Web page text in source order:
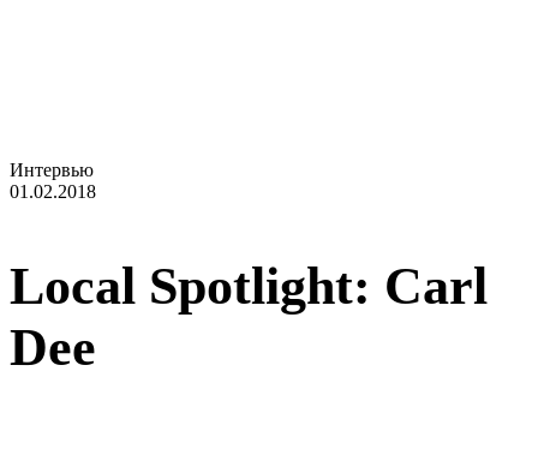
Интервью
01.02.2018
Local Spotlight: Carl
Dee